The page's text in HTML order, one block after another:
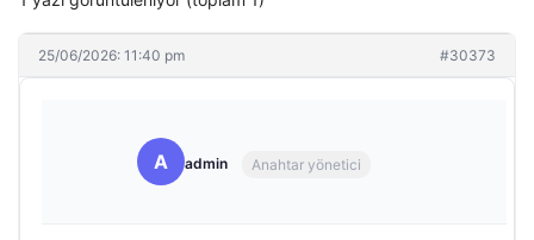
25/06/2026: 11:40 pm #30373
A admin Anahtar yönetici